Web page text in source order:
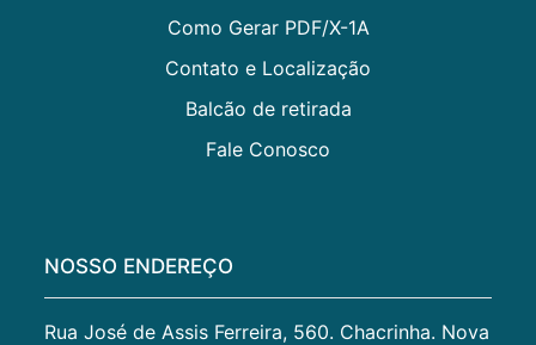
Como Gerar PDF/X-1A
Contato e Localização
Balcão de retirada
Fale Conosco
NOSSO ENDEREÇO
Rua José de Assis Ferreira, 560. Chacrinha. Nova